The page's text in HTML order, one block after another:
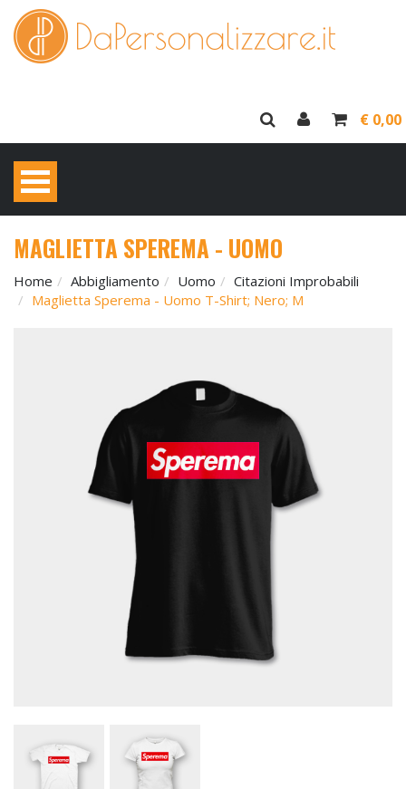
€ 0,00
MAGLIETTA SPEREMA - UOMO
Home Abbigliamento Uomo
Citazioni Improbabili
Maglietta Sperema - Uomo T-Shirt; Nero; M